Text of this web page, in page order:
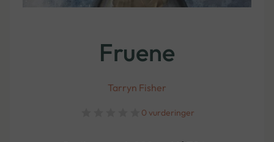
Fruene
Tarryn Fisher
0 vurderinger